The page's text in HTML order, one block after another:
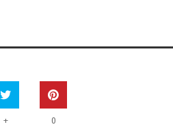
+ 0